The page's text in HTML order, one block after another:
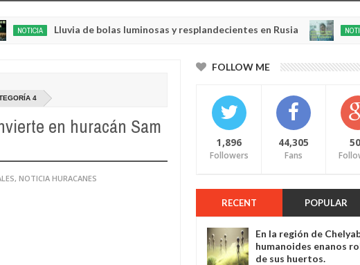
Lluvia de bolas luminosas y resplandecientes en Rusia
20250
NOTICIA AL DÍA
4
en huracán Sam
, NOTICIA HURACANES
FOLLOW ME
1,896
Followers
44,305
Fans
RECENT POPULAR
En la región de
humanoides enanos
de sus huertos.